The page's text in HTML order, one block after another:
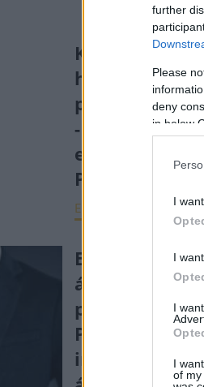
further
Please
deny
in below
I
I
I
I
of my
Kétszámjegyű
hozam egyes
papíroknál
- Hamarosan
elbukhat a MÁP
Plusz
ELEMZÉSEK 2022.
Egyszerűen
áttehetjük a
pénzünket
Pluszból
inflációkövető